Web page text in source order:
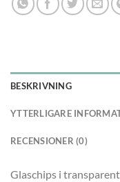
BESKRIVNING
YTTERLIGARE
RECENSIONER (0)
Glaschips i